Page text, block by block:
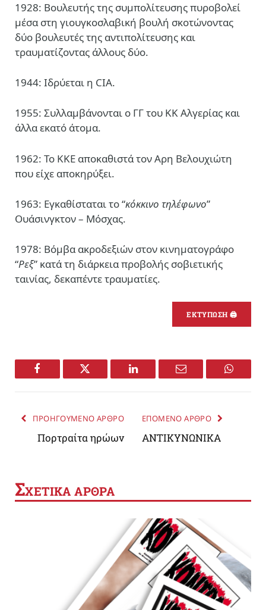
1928: Βουλευτής της συμπολίτευσης πυροβολεί
μέσα στη γιουγκοσλαβική βουλή σκοτώνοντας
δύο βουλευτές της αντιπολίτευσης και
τραυματίζοντας άλλους δύο.
1944: Ιδρύεται η CIA.
1955: Συλλαμβάνονται ο ΓΓ του ΚΚ Αλγερίας και
άλλα εκατό άτομα.
1962: Το ΚΚΕ αποκαθιστά τον Αρη Βελουχιώτη
που είχε αποκηρύξει.
1963: Εγκαθίσταται το “κόκκινο τηλέφωνο”
Ουάσινγκτον – Μόσχας.
1978: Βόμβα ακροδεξιών στον κινηματογράφο
“Ρεξ” κατά τη διάρκεια προβολής σοβιετικής
ταινίας, δεκαπέντε τραυματίες.
ΕΚΤΥΠΩΣΗ 🖨
Facebook Twitter LinkedIn Email
ΠΡΟΗΓΟΥΜΕΝΟ ΑΡΘΡΟ
Πορτραίτα ηρώων
ΕΠΟΜΕΝΟ ΑΡΘΡΟ
ΑΝΤΙΚΥΝΩΝΙΚΑ
ΣΧΕΤΙΚΑ ΑΡΘΡΑ